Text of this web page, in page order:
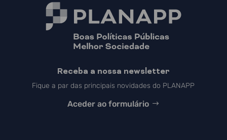
Receba a nossa newsletter
Fique a par das principais novidades do PLANAPP
Aceder ao formulário